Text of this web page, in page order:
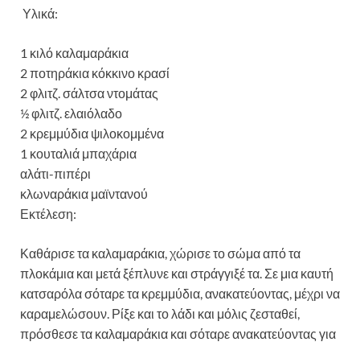
Υλικά:
1 κιλό καλαμαράκια
2 ποτηράκια κόκκινο κρασί
2 φλιτζ. σάλτσα ντομάτας
½ φλιτζ. ελαιόλαδο
2 κρεμμύδια ψιλοκομμένα
1 κουταλιά μπαχάρια
αλάτι-πιπέρι
κλωναράκια μαϊντανού
Εκτέλεση:
Καθάρισε τα καλαμαράκια, χώρισε το σώμα από τα
πλοκάμια και μετά ξέπλυνε και στράγγιξέ τα. Σε μια καυτή
κατσαρόλα σόταρε τα κρεμμύδια, ανακατεύοντας, μέχρι να
καραμελώσουν. Ρίξε και το λάδι και μόλις ζεσταθεί,
πρόσθεσε τα καλαμαράκια και σόταρε ανακατεύοντας για